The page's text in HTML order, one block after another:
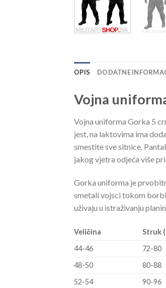
OPIS DODATNE
Vojna
Vojna uniforma Gorka 5
jest, na laktovima ima
smestite sve sitnice.
jakog vjetra odjeća više
Gorka uniforma je
smetali vojsci tokom
uživaju u istraživanju
Veličina Struk
44-46
72-80
48-50 80-88
52-54
90-96